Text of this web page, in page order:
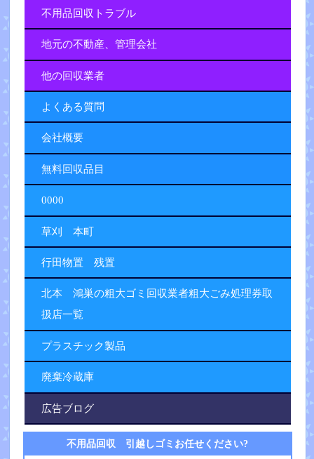
不用品回収トラブル
地元の不動産、管理会社
他の回収業者
よくある質問
会社概要
無料回収品目
0000
草刈 本町
行田物置 残置
北本 鴻巣の粗大ゴミ回収業者粗大ごみ処理券取
扱店一覧
プラスチック製品
廃棄冷蔵庫
広告ブログ
不用品回収 引越しゴミお任せください?